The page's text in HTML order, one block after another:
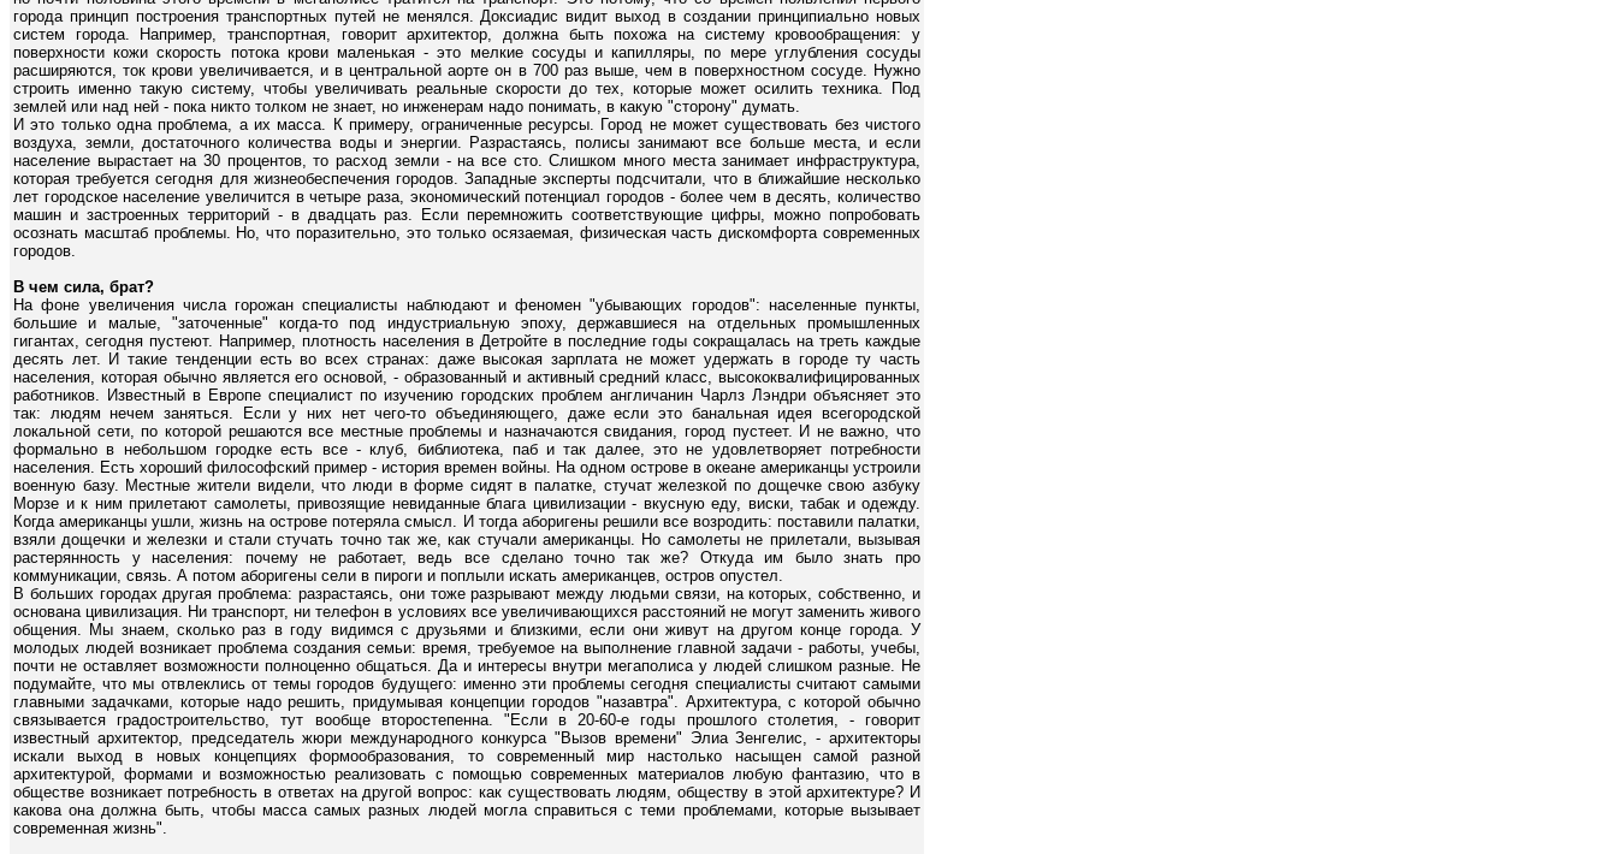
города принцип построения транспортных путей не менялся. Доксиадис видит выход в создании принципиально новых
систем города. Например, транспортная, говорит архитектор, должна быть похожа на систему кровообращения: у
поверхности кожи скорость потока крови маленькая - это мелкие сосуды и капилляры, по мере углубления сосуды
расширяются, ток крови увеличивается, и в центральной аорте он в 700 раз выше, чем в поверхностном сосуде. Нужно
строить именно такую систему, чтобы увеличивать реальные скорости до тех, которые может осилить техника. Под
землей или над ней - пока никто толком не знает, но инженерам надо понимать, в какую "сторону" думать.
И это только одна проблема, а их масса. К примеру, ограниченные ресурсы. Город не может существовать без чистого
воздуха, земли, достаточного количества воды и энергии. Разрастаясь, полисы занимают все больше места, и если
население вырастает на 30 процентов, то расход земли - на все сто. Слишком много места занимает инфраструктура,
которая требуется сегодня для жизнеобеспечения городов. Западные эксперты подсчитали, что в ближайшие несколько
лет городское население увеличится в четыре раза, экономический потенциал городов - более чем в десять, количество
машин и застроенных территорий - в двадцать раз. Если перемножить соответствующие цифры, можно попробовать
осознать масштаб проблемы. Но, что поразительно, это только осязаемая, физическая часть дискомфорта современных
городов.
В чем сила, брат?
На фоне увеличения числа горожан специалисты наблюдают и феномен "убывающих городов": населенные пункты,
большие и малые, "заточенные" когда-то под индустриальную эпоху, державшиеся на отдельных промышленных
гигантах, сегодня пустеют. Например, плотность населения в Детройте в последние годы сокращалась на треть каждые
десять лет. И такие тенденции есть во всех странах: даже высокая зарплата не может удержать в городе ту часть
населения, которая обычно является его основой, - образованный и активный средний класс, высококвалифицированных
работников. Известный в Европе специалист по изучению городских проблем англичанин Чарлз Лэндри объясняет это
так: людям нечем заняться. Если у них нет чего-то объединяющего, даже если это банальная идея всегородской
локальной сети, по которой решаются все местные проблемы и назначаются свидания, город пустеет. И не важно, что
формально в небольшом городке есть все - клуб, библиотека, паб и так далее, это не удовлетворяет потребности
населения. Есть хороший философский пример - история времен войны. На одном острове в океане американцы устроили
военную базу. Местные жители видели, что люди в форме сидят в палатке, стучат железкой по дощечке свою азбуку
Морзе и к ним прилетают самолеты, привозящие невиданные блага цивилизации - вкусную еду, виски, табак и одежду.
Когда американцы ушли, жизнь на острове потеряла смысл. И тогда аборигены решили все возродить: поставили палатки,
взяли дощечки и железки и стали стучать точно так же, как стучали американцы. Но самолеты не прилетали, вызывая
растерянность у населения: почему не работает, ведь все сделано точно так же? Откуда им было знать про
коммуникации, связь. А потом аборигены сели в пироги и поплыли искать американцев, остров опустел.
В больших городах другая проблема: разрастаясь, они тоже разрывают между людьми связи, на которых, собственно, и
основана цивилизация. Ни транспорт, ни телефон в условиях все увеличивающихся расстояний не могут заменить живого
общения. Мы знаем, сколько раз в году видимся с друзьями и близкими, если они живут на другом конце города. У
молодых людей возникает проблема создания семьи: время, требуемое на выполнение главной задачи - работы, учебы,
почти не оставляет возможности полноценно общаться. Да и интересы внутри мегаполиса у людей слишком разные. Не
подумайте, что мы отвлеклись от темы городов будущего: именно эти проблемы сегодня специалисты считают самыми
главными задачками, которые надо решить, придумывая концепции городов "назавтра". Архитектура, с которой обычно
связывается градостроительство, тут вообще второстепенна. "Если в 20-60-е годы прошлого столетия, - говорит
известный архитектор, председатель жюри международного конкурса "Вызов времени" Элиа Зенгелис, - архитекторы
искали выход в новых концепциях формообразования, то современный мир настолько насыщен самой разной
архитектурой, формами и возможностью реализовать с помощью современных материалов любую фантазию, что в
обществе возникает потребность в ответах на другой вопрос: как существовать людям, обществу в этой архитектуре? И
какова она должна быть, чтобы масса самых разных людей могла справиться с теми проблемами, которые вызывает
современная жизнь".